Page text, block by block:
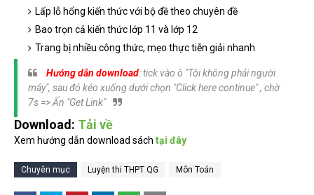
Lấp lỗ hổng kiến thức với bộ đề theo chuyên đề
Bao trọn cả kiến thức lớp 11 và lớp 12
Trang bị nhiều công thức, mẹo thực tiễn giải nhanh
Hướng dẫn download: tick vào ô "Tôi không phải người
máy", sau đó kéo xuống dưới chọn "Click here continue" , chờ
7s => Ấn "Get Link"
Download: Tải về
Xem hướng dẫn download sách tại đây
Chuyên mục Luyện thi THPT QG Môn Toán